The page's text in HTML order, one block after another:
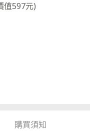
值597元)
購買須知